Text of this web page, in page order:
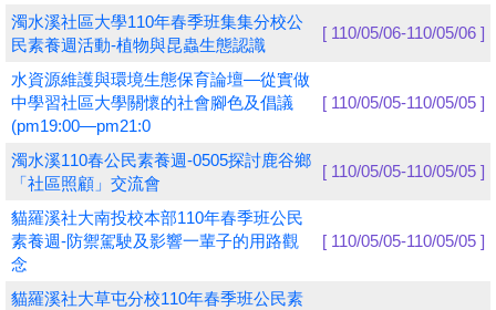
網路選課
學員專區
教師專區
評委專區
校務行政
濁水溪社區大學110年春季班集集分校公
民素養週活動-植物與昆蟲生態認識
[ 110/05/06-110/05/06 ]
水資源維護與環境生態保育論壇—從實做
中學習社區大學關懷的社會腳色及倡議
(pm19:00—pm21:0
[ 110/05/05-110/05/05 ]
濁水溪110春公民素養週-0505探討鹿谷鄉
「社區照顧」交流會
[ 110/05/05-110/05/05 ]
貓羅溪社大南投校本部110年春季班公民
素養週-防禦駕駛及影響一輩子的用路觀
念
[ 110/05/05-110/05/05 ]
貓羅溪社大草屯分校110年春季班公民素